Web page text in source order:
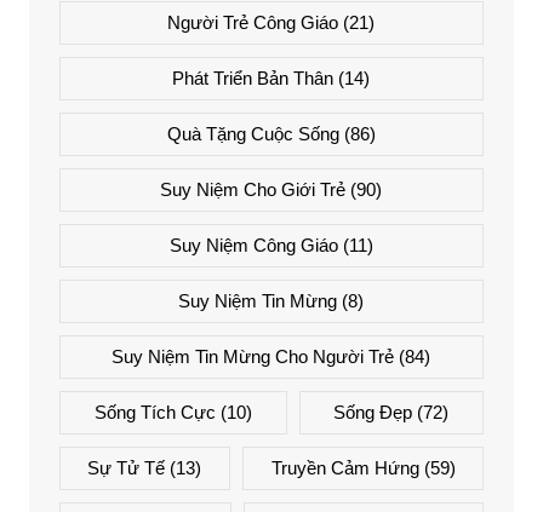
Người Trẻ Công Giáo (21)
Phát Triển Bản Thân (14)
Quà Tặng Cuộc Sống(86)
Suy Niệm Cho Giới Trẻ (90)
Suy Niệm Công Giáo(11)
Suy Niệm Tin Mừng (8)
Suy Niệm Tin Mừng Cho Người Trẻ (84)
Sống Tích Cực (10) Sống Đẹp (72)
Sự Tử Tế (13) Truyền Cảm Hứng(59)